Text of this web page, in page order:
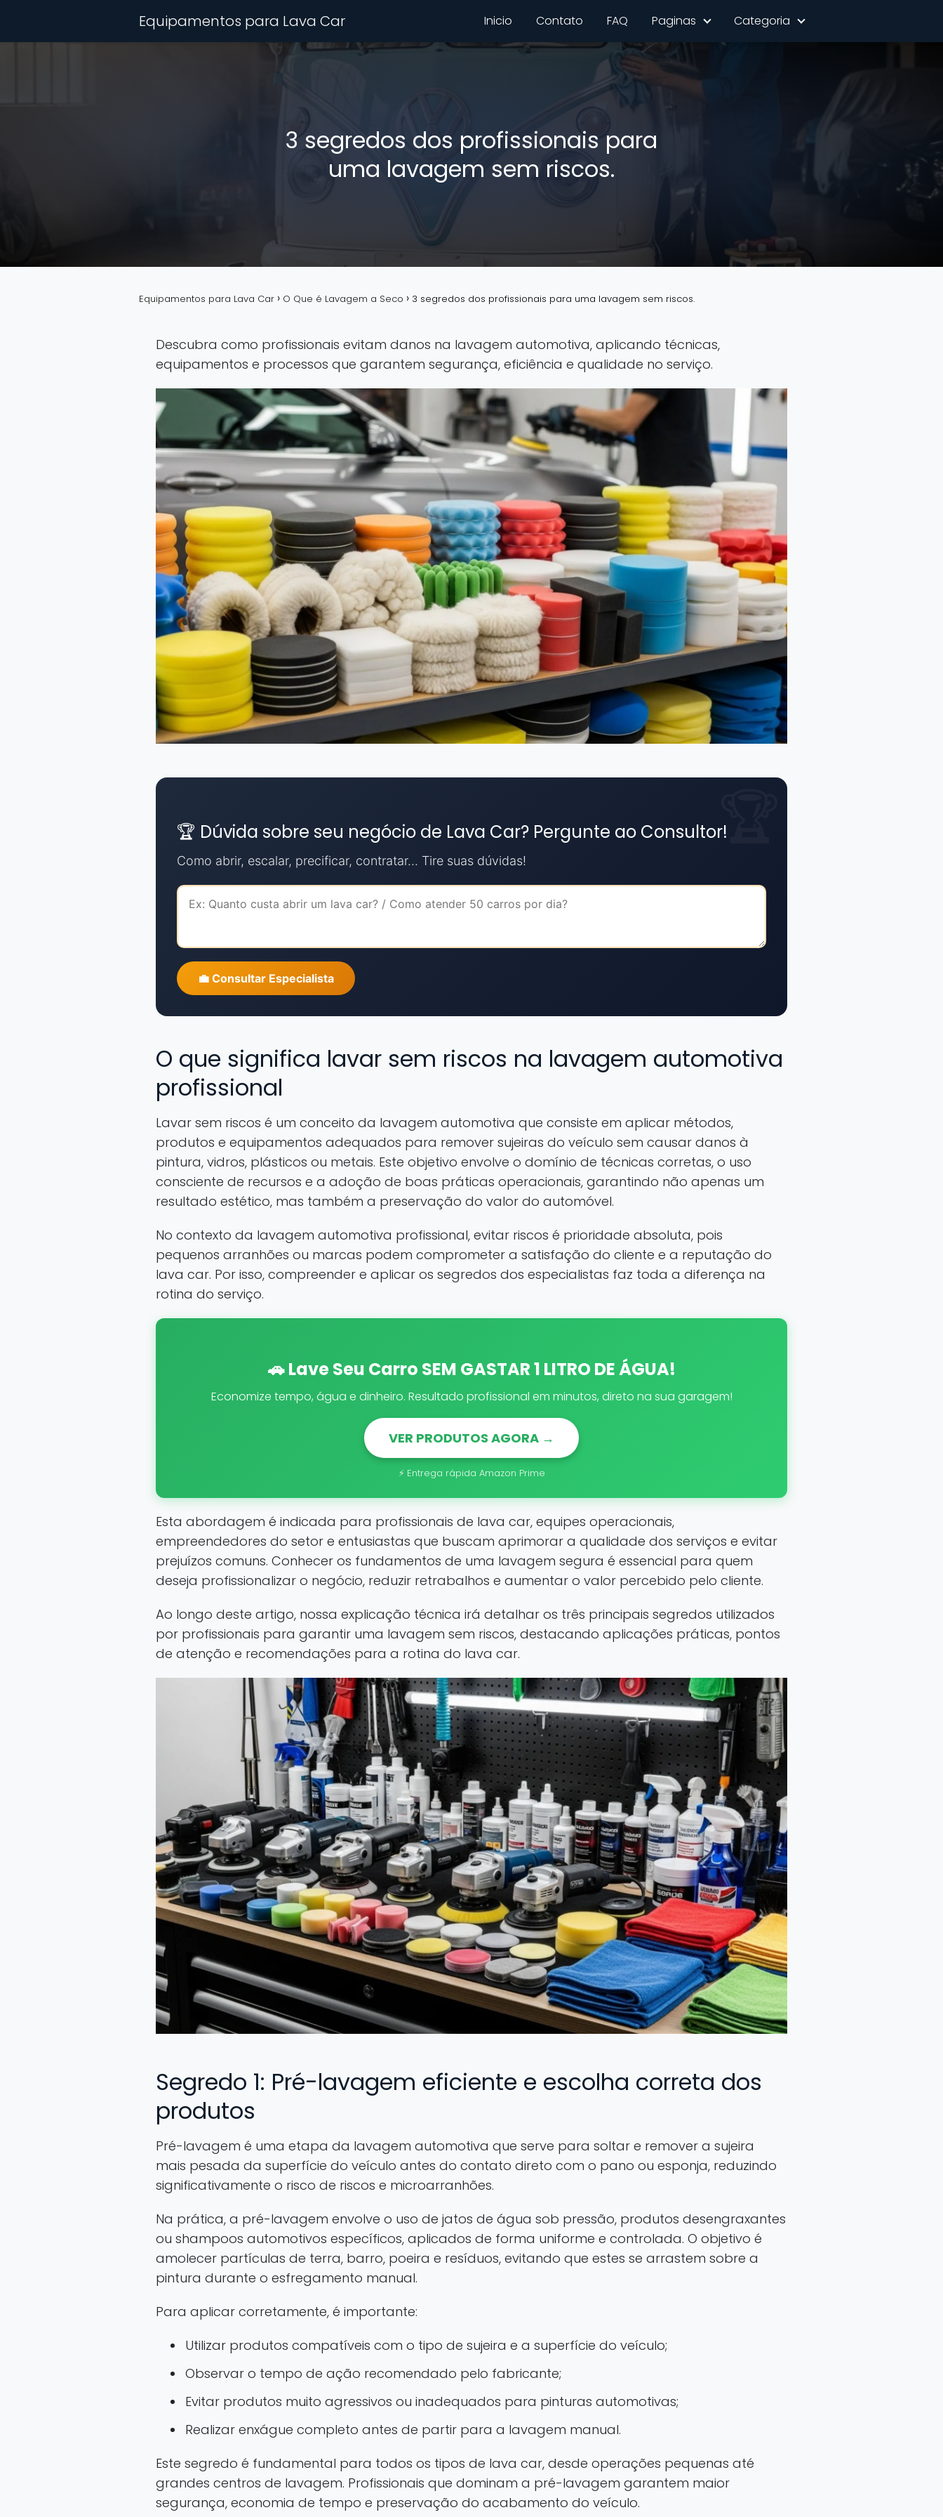
Equipamentos para Lava Car Inicio Contato FAQ Paginas Categoria
3 segredos dos profissionais para
uma lavagem sem riscos.
Equipamentos para Lava Car O Que é Lavagem a Seco 3 segredos dos profissionais para uma lavagem sem riscos.
Descubra como profissionais evitam danos na lavagem automotiva, aplicando técnicas,
equipamentos e processos que garantem segurança, eficiência e qualidade no serviço.
🏆 Dúvida sobre seu negócio de Lava Car? Pergunte ao Consultor!
Como abrir, escalar, precificar, contratar... Tire suas dúvidas!
💼 Consultar Especialista
O que significa lavar sem riscos na lavagem automotiva
profissional
Lavar sem riscos é um conceito da lavagem automotiva que consiste em aplicar métodos,
produtos e equipamentos adequados para remover sujeiras do veículo sem causar danos à
pintura, vidros, plásticos ou metais. Este objetivo envolve o domínio de técnicas corretas, o uso
consciente de recursos e a adoção de boas práticas operacionais, garantindo não apenas um
resultado estético, mas também a preservação do valor do automóvel.
No contexto da lavagem automotiva profissional, evitar riscos é prioridade absoluta, pois
pequenos arranhões ou marcas podem comprometer a satisfação do cliente e a reputação do
lava car. Por isso, compreender e aplicar os segredos dos especialistas faz toda a diferença na
rotina do serviço.
🚗 Lave Seu Carro SEM GASTAR 1 LITRO DE ÁGUA!
Economize tempo, água e dinheiro. Resultado profissional em minutos, direto na sua garagem!
VER PRODUTOS AGORA →
⚡ Entrega rápida Amazon Prime
Esta abordagem é indicada para profissionais de lava car, equipes operacionais,
empreendedores do setor e entusiastas que buscam aprimorar a qualidade dos serviços e evitar
prejuízos comuns. Conhecer os fundamentos de uma lavagem segura é essencial para quem
deseja profissionalizar o negócio, reduzir retrabalhos e aumentar o valor percebido pelo cliente.
Ao longo deste artigo, nossa explicação técnica irá detalhar os três principais segredos utilizados
por profissionais para garantir uma lavagem sem riscos, destacando aplicações práticas, pontos
de atenção e recomendações para a rotina do lava car.
Segredo 1: Pré-lavagem eficiente e escolha correta dos
produtos
Pré-lavagem é uma etapa da lavagem automotiva que serve para soltar e remover a sujeira
mais pesada da superfície do veículo antes do contato direto com o pano ou esponja, reduzindo
significativamente o risco de riscos e microarranhões.
Na prática, a pré-lavagem envolve o uso de jatos de água sob pressão, produtos desengraxantes
ou shampoos automotivos específicos, aplicados de forma uniforme e controlada. O objetivo é
amolecer partículas de terra, barro, poeira e resíduos, evitando que estes se arrastem sobre a
pintura durante o esfregamento manual.
Para aplicar corretamente, é importante:
Utilizar produtos compatíveis com o tipo de sujeira e a superfície do veículo;
Observar o tempo de ação recomendado pelo fabricante;
Evitar produtos muito agressivos ou inadequados para pinturas automotivas;
Realizar enxágue completo antes de partir para a lavagem manual.
Este segredo é fundamental para todos os tipos de lava car, desde operações pequenas até
grandes centros de lavagem. Profissionais que dominam a pré-lavagem garantem maior
segurança, economia de tempo e preservação do acabamento do veículo.